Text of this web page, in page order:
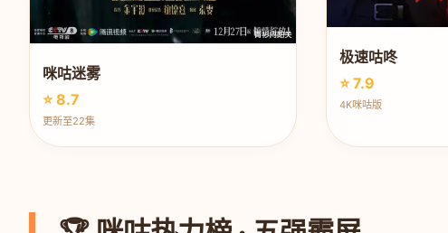
咪咕迷雾
⭐ 8.7
更新至22集
极速咕咚
⭐ 7.9
4K咪咕版